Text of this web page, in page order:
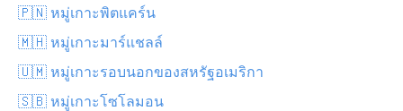
🇵🇳 หมู่เกาะพิตแคร์น
🇲🇭 หมู่เกาะมาร์แชลล์
🇺🇲 หมู่เกาะรอบนอกของสหรัฐอเมริกา
🇸🇧 หมู่เกาะโซโลมอน